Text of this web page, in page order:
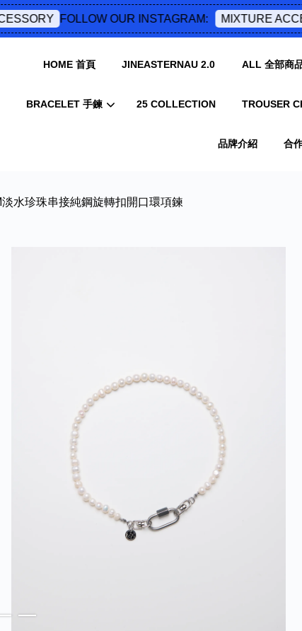
FOLLOW OUR INSTAGRAM: MIXTURE
HOME 首頁 JINEASTERNAU 2.0 ALL 全部商
BRACELET 手鍊 25 COLLECTION TROUSER
品牌介紹 合
淡水珍珠串接純鋼旋轉扣開口環項鍊